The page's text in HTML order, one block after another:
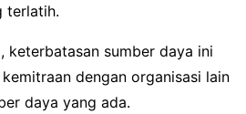
terlatih.
keterbatasan sumber daya ini
dengan organisasi lain
daya yang ada.